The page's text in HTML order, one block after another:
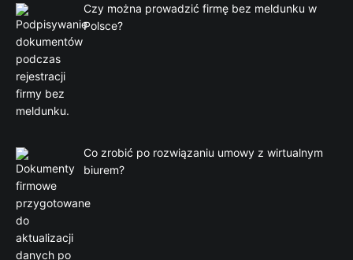
Czy można prowadzić firmę bez meldunku w
Polsce?
Co zrobić po rozwiązaniu umowy z wirtualnym
biurem?